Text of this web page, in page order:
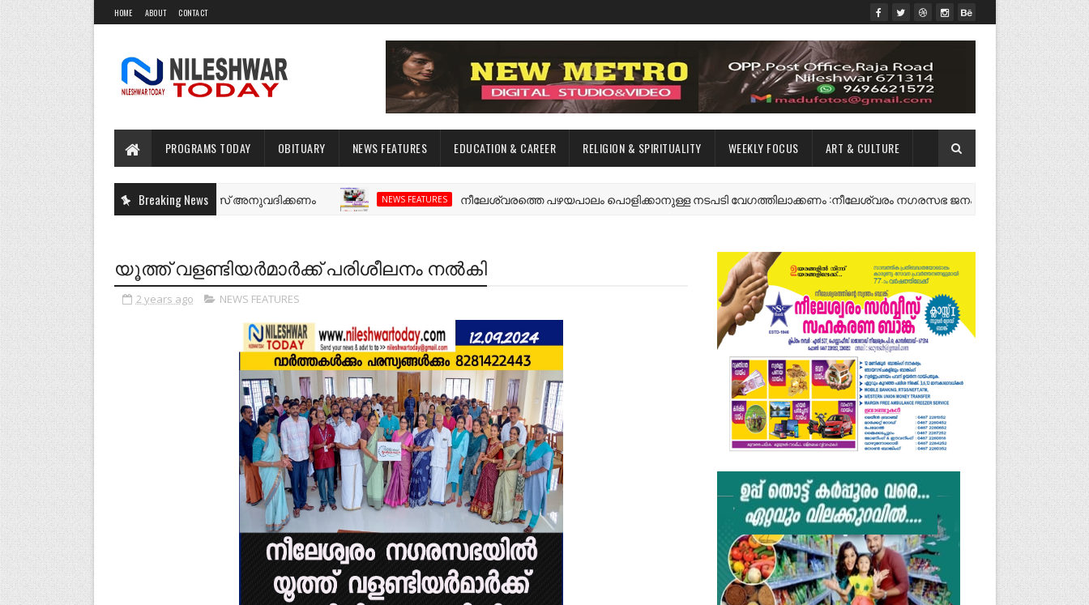
HOME ABOUT CONTACT
PROGRAMS TODAY OBITUARY NEWS FEATURES EDUCATION & CAREER RELIGION & SPIRITUALITY WEEKLY FOCUS ART & CULTURE
Breaking News
ജി എൽ പി സ്കൂളിൽ സ്കൂൾ ബസ് അനുവദിക്കണം NEWS FEATURES നീലേശ്വരത്തെ പഴയപാലം പൊളിക്കാനുള്ള നടപടി വേഗത്തിലാക്കണം :നീലേശ്വരം നഗരസഭ ജനകീയ കർമ്മസമിതി
യൂത്ത് വളണ്ടിയർമാർക്ക് പരിശീലനം നൽകി
2 years ago NEWS FEATURES